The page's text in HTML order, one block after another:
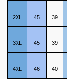
2XL 45 39
3XL 45 39
4XL 46 40